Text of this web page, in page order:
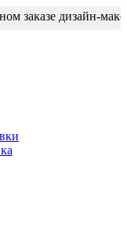
заказе дизайн-макет